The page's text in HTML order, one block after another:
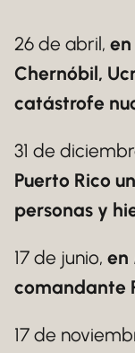
26 de abril,
Chernóbil,
catástrofe
31 de
Puerto Rico
personas y
17 de junio, en
comandante
17 de